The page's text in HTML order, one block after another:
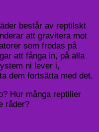
består av reptilskt
att gravitera mot
som frodas på
att fånga in, på alla
ni lever i,
dem fortsätta med det.
Hur många reptilier
råder?